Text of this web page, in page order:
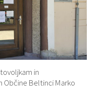
in
Občine Beltinci Marko